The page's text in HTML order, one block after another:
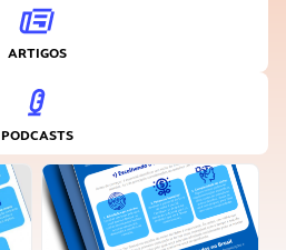
ARTIGOS
PODCASTS